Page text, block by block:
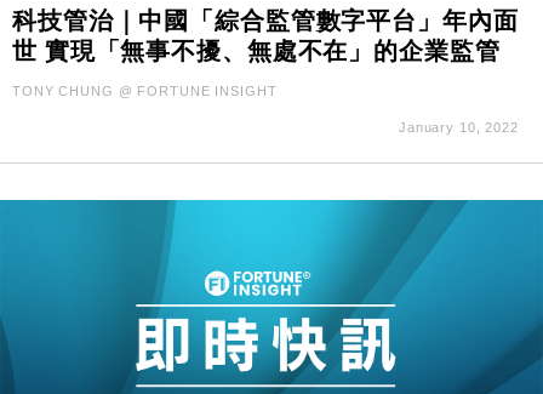
科技管治｜中國「綜合監管數字平台」年內面
世 實現「無事不擾、無處不在」的企業監管
TONY CHUNG @ FORTUNE INSIGHT
January 10, 2022